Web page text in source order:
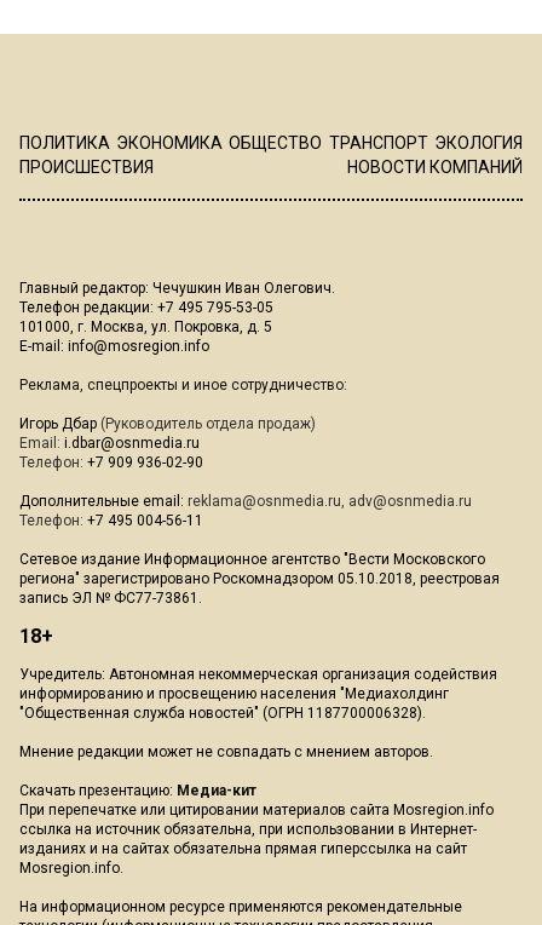
ПОЛИТИКА ЭКОНОМИКА ОБЩЕСТВО ТРАНСПОРТ ЭКОЛОГИЯ
ПРОИСШЕСТВИЯ
НОВОСТИ КОМПАНИЙ
Главный редактор: Чечушкин Иван Олегович.
Телефон редакции: +7 495 795-53-05
101000, г. Москва, ул. Покровка, д. 5
E-mail: info@mosregion.info
Реклама, спецпроекты и иное сотрудничество:
Игорь Дбар (Руководитель отдела продаж)
Email: i.dbar@osnmedia.ru
Телефон: +7 909 936-02-90
Дополнительные email: reklama@osnmedia.ru, adv@osnmedia.ru
Телефон: +7 495 004-56-11
Сетевое издание Информационное агентство "Вести Московского
региона" зарегистрировано Роскомнадзором 05.10.2018, реестровая
запись ЭЛ № ФС77-73861.
18+
Учредитель: Автономная некоммерческая организация содействия
информированию и просвещению населения "Медиахолдинг
"Общественная служба новостей" (ОГРН 1187700006328).
Мнение редакции может не совпадать с мнением авторов.
Скачать презентацию: Медиа-кит
При перепечатке или цитировании материалов сайта Mosregion.info
ссылка на источник обязательна, при использовании в Интернет-
изданиях и на сайтах обязательна прямая гиперссылка на сайт
Mosregion.info.
На информационном ресурсе применяются рекомендательные